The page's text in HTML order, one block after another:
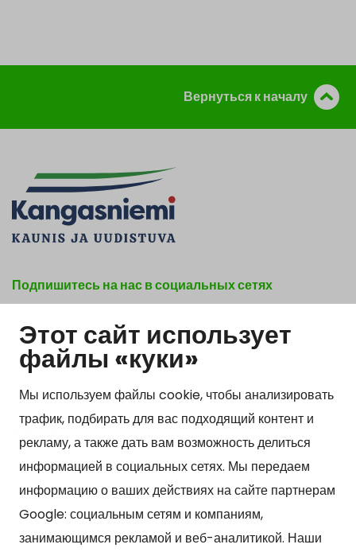
Этот сайт использует
файлы «куки»
Мы используем файлы cookie, чтобы анализировать
трафик, подбирать для вас подходящий контент и
рекламу, а также дать вам возможность делиться
информацией в социальных сетях. Мы передаем
информацию о ваших действиях на сайте партнерам
Google: социальным сетям и компаниям,
занимающимся рекламой и веб-аналитикой. Наши
Вернуться к началу
Подпишитесь на нас в социальных сетях
Show my cookie settings
Kangasniemen kunta
Otto Mannisen tie 2
51200 Kangasniemi
kirjaamo@kangasniemi.fi
Puh. 040 719 9370